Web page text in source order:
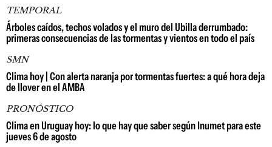
TEMPORAL
Árboles caídos, techos volados y el muro del Ubilla derrumbado:
primeras consecuencias de las tormentas y vientos en todo el país
SMN
Clima hoy | Con alerta naranja por tormentas fuertes: a qué hora deja
de llover en el AMBA
PRONÓSTICO
Clima en Uruguay hoy: lo que hay que saber según Inumet para este
jueves 6 de agosto